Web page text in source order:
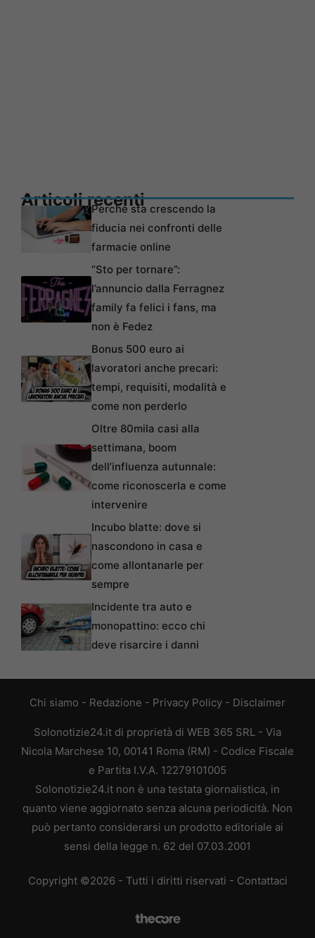
Articoli recentiPerché sta crescendo la
fiducia nei confronti delle
farmacie online
“Sto per tornare”:
l’annuncio dalla Ferragnez
family fa felici i fans, ma
non è Fedez
Bonus 500 euro ai
lavoratori anche precari:
tempi, requisiti, modalità e
come non perderlo
Oltre 80mila casi alla
settimana, boom
dell’influenza autunnale:
come riconoscerla e come
intervenire
Incubo blatte: dove si
nascondono in casa e
come allontanarle per
sempre
Incidente tra auto e
monopattino: ecco chi
deve risarcire i danni
Chi siamo - Redazione - Privacy Policy - Disclaimer
Solonotizie24.it di proprietà di WEB 365 SRL - Via
Nicola Marchese 10, 00141 Roma (RM) - Codice Fiscale
e Partita I.V.A. 12279101005
Solonotizie24.it non è una testata giornalistica, in
quanto viene aggiornato senza alcuna periodicità. Non
può pertanto considerarsi un prodotto editoriale ai
sensi della legge n. 62 del 07.03.2001
Copyright ©2026 - Tutti i diritti riservati - Contattaci